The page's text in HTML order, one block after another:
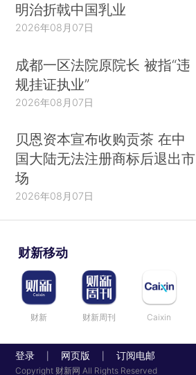
明治折戟中国乳业
2026年08月07日
成都一区法院原院长 被指“违
规挂证执业”
2026年08月07日
贝恩资本宣布收购贡茶 在中
国大陆无法注册商标后退出市
场
2026年08月07日
财新移动
财新 财新周刊 Caixin
登录 网页版 订阅电邮
Copyright 财新网 All Rights Reserved